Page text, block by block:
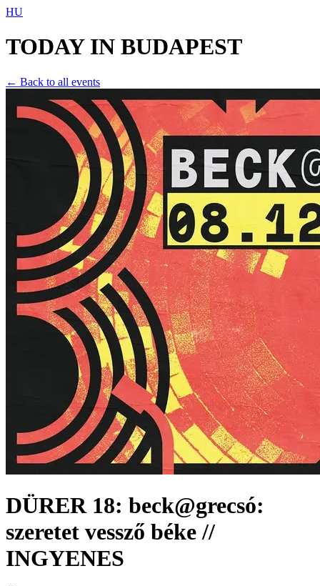
HU
TODAY IN BUDAPEST
← Back to all events
DÜRER 18: beck@grecsó:
szeretet vessző béke //
INGYENES